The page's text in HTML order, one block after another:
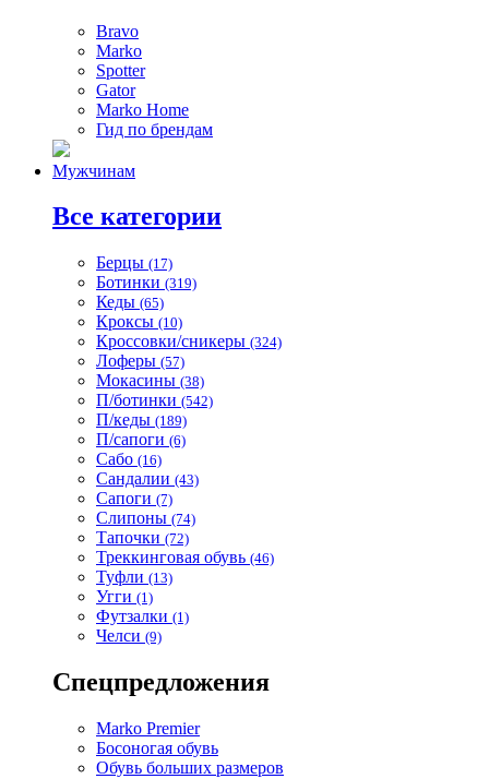
Bravo
Marko
Spotter
Gator
Marko Home
Гид по брендам
Мужчинам
Все категории
Берцы (17)
Ботинки (319)
Кеды (65)
Кроксы (10)
Кроссовки/сникеры (324)
Лоферы (57)
Мокасины (38)
П/ботинки (542)
П/кеды (189)
П/сапоги (6)
Сабо (16)
Сандалии (43)
Сапоги (7)
Слипоны (74)
Тапочки (72)
Треккинговая обувь (46)
Туфли (13)
Угги (1)
Футзалки (1)
Челси (9)
Спецпредложения
Marko Premier
Босоногая обувь
Обувь больших размеров